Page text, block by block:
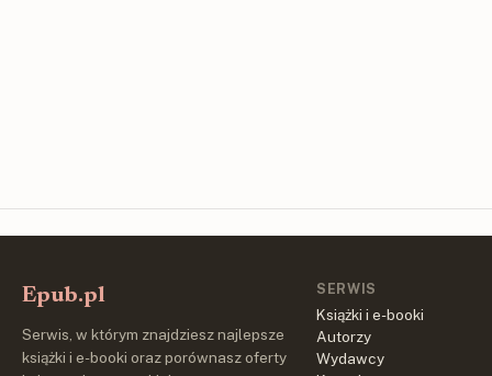
Epub.pl
Serwis, w którym znajdziesz najlepsze
książki i e-booki oraz porównasz oferty
SERWIS
Książki i e-booki
Autorzy
Wydawcy